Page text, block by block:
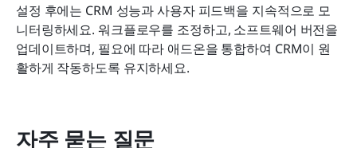
설정 후에는 CRM 성능과 사용자 피드백을 지속적으로 모
니터링하세요. 워크플로우를 조정하고, 소프트웨어 버전을
업데이트하며, 필요에 따라 애드온을 통합하여 CRM이 원
활하게 작동하도록 유지하세요.
자주 묻는 질문